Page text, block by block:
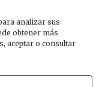
analizar sus
obtener más
aceptar o consultar